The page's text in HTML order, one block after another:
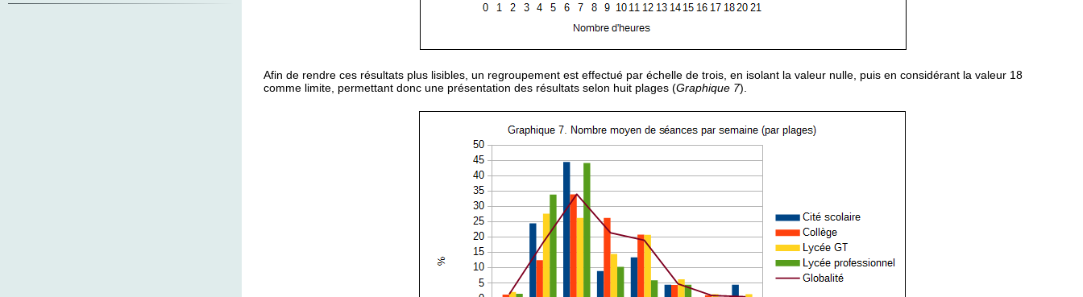
Afin de rendre ces résultats plus lisibles, un regroupement est effectué par échelle de trois, en isolant la valeur nulle, puis en considérant la valeur 18
comme limite, permettant donc une présentation des résultats selon huit plages (Graphique 7).